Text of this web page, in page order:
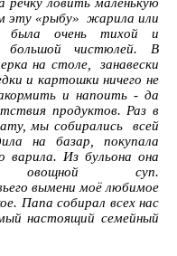
эту «рыбу» жарила или
была очень тихой и
большой чистюлей. В
на столе, занавески
и картошки ничего не
и напоить - да
продуктов. Раз в
мы собирались всей
на базар, покупала
варила. Из бульона она
овощной суп.
вымени моё любимое
Папа собирал всех нас
настоящий семейный